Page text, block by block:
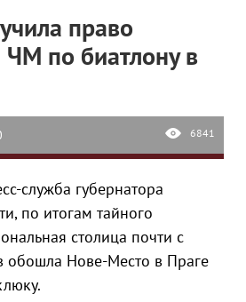
право
по биатлону в
6841
служба губернатора
по итогам тайного
столица почти с
Нове-Место в Праге